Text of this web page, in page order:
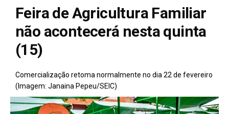
Feira de Agricultura Familiar
não acontecerá nesta quinta
(15)
Comercialização retoma normalmente no dia 22 de fevereiro
(Imagem: Janaina Pepeu/SEIC)